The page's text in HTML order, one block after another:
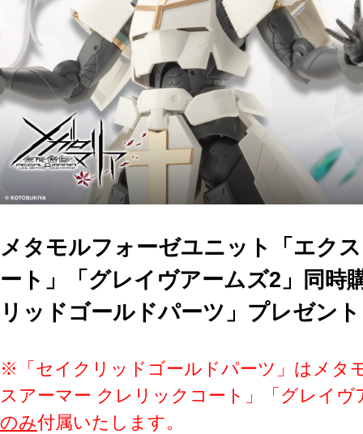
メタモルフォーゼユニット「エク
ート」「グレイヴアームズ2」同時
リッドゴールドパーツ」プレゼン
※「セイクリッドゴールドパーツ」はメタ
スアーマー クレリックコート」「グレイヴ
のみ付属いたします。